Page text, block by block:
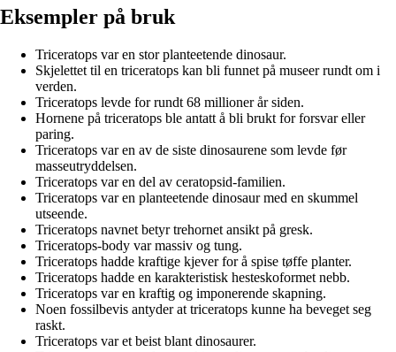
Eksempler på bruk
Triceratops var en stor planteetende dinosaur.
Skjelettet til en triceratops kan bli funnet på museer rundt om i
verden.
Triceratops levde for rundt 68 millioner år siden.
Hornene på triceratops ble antatt å bli brukt for forsvar eller
paring.
Triceratops var en av de siste dinosaurene som levde før
masseutryddelsen.
Triceratops var en del av ceratopsid-familien.
Triceratops var en planteetende dinosaur med en skummel
utseende.
Triceratops navnet betyr trehornet ansikt på gresk.
Triceratops-body var massiv og tung.
Triceratops hadde kraftige kjever for å spise tøffe planter.
Triceratops hadde en karakteristisk hesteskoformet nebb.
Triceratops var en kraftig og imponerende skapning.
Noen fossilbevis antyder at triceratops kunne ha beveget seg
raskt.
Triceratops var et beist blant dinosaurer.